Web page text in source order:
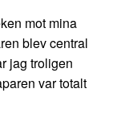
mot mina
blev central
jag troligen
var totalt